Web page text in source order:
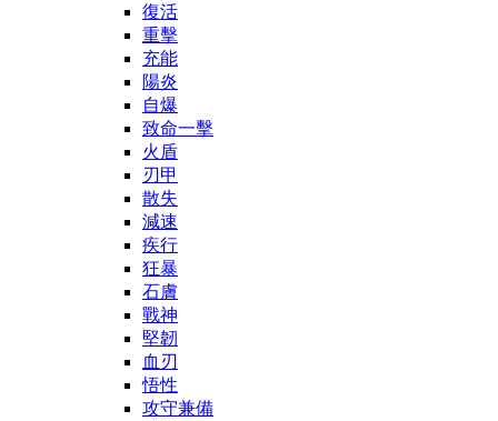
復活
重擊
充能
陽炎
自爆
致命一擊
火盾
刃甲
散失
減速
疾行
狂暴
石膚
戰神
堅韌
血刃
悟性
攻守兼備